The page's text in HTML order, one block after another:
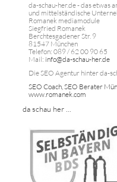
da-schau-her.de - das etwas
und mittelständische
Romanek mediamodule
Siegfried Romanek
Berchtesgadener Str. 9
81547 München
Telefon: 089 / 62 00 90 65
Mail: info@da-schau-her.de
Die SEO Agentur hinter da-
SEO Coach, SEO Berater
www.romanek.com
da schau her ...